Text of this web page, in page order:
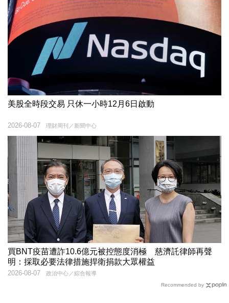
美股全時段交易 只休一小時12月6日啟動
理財周刊／新聞中心
2026-08-07
買BNT疫苗遭詐10.6億元被控態度消極 慈濟託律師再聲
明：採取必要法律措施捍衛捐款大眾權益
政治中心／綜合報導
2026-08-07
Recommended by